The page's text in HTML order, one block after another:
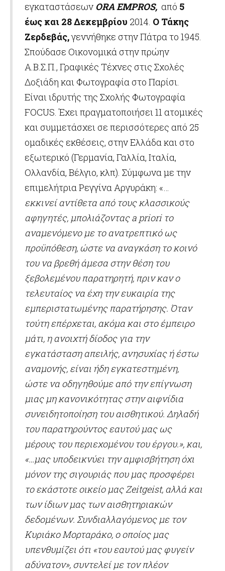
εγκαταστάσεων ORA EMPROS, από 5
έως και 28 Δεκεμβρίου 2014. Ο Τάκης
Ζερδεβάς,γεννήθηκε στην Πάτρα το 1945.
Σπούδασε Οικονομικά στην πρώην
Α.Β.Σ.Π., Γραφικές Τέχνες στις Σχολές
Δοξιάδη και Φωτογραφία στο Παρίσι.
Είναι ιδρυτής της Σχολής Φωτογραφία
FOCUS. Έχει πραγματοποιήσει 11 ατομικές
και συμμετάσχει σε περισσότερες από 25
ομαδικές εκθέσεις, στην Ελλάδα και στο
εξωτερικό (Γερμανία, Γαλλία, Ιταλία,
Ολλανδία, Βέλγιο, κλπ). Σύμφωνα με την
επιμελήτρια Ρεγγίνα Αργυράκη: «…
εκκινεί αντίθετα από τους κλασσικούς
αφηγητές, μπολιάζοντας a priori το
αναμενόμενο με το ανατρεπτικό ως
προϋπόθεση, ώστε να αναγκάση το κοινό
του να βρεθή άμεσα στην θέση του
ξεβολεμένου παρατηρητή, πριν καν ο
τελευταίος να έχη την ευκαιρία της
εμπεριστατωμένης παρατήρησης. Όταν
τούτη επέρχεται, ακόμα και στο έμπειρο
μάτι, η ανοιχτή δίοδος για την
εγκατάσταση απειλής, ανησυχίας ή έστω
αναμονής, είναι ήδη εγκατεστημένη,
ώστε να οδηγηθούμε από την επίγνωση
μιας μη κανονικότητας στην αιφνίδια
συνειδητοποίηση του αισθητικού. Δηλαδή
του παρατηρούντος εαυτού μας ως
μέρους του περιεχομένου του έργου.», και,
«…μας υποδεικνύει την αμφισβήτηση όχι
μόνον της σιγουριάς που μας προσφέρει
το εκάστοτε οικείο μας Zeitgeist, αλλά και
των ίδιων μας των αισθητηριακών
δεδομένων. Συνδιαλλαγόμενος με τον
Κυριάκο Μορταράκο, ο οποίος μας
υπενθυμίζει ότι «του εαυτού μας φυγείν
αδύνατον», συντελεί με τον πλέον